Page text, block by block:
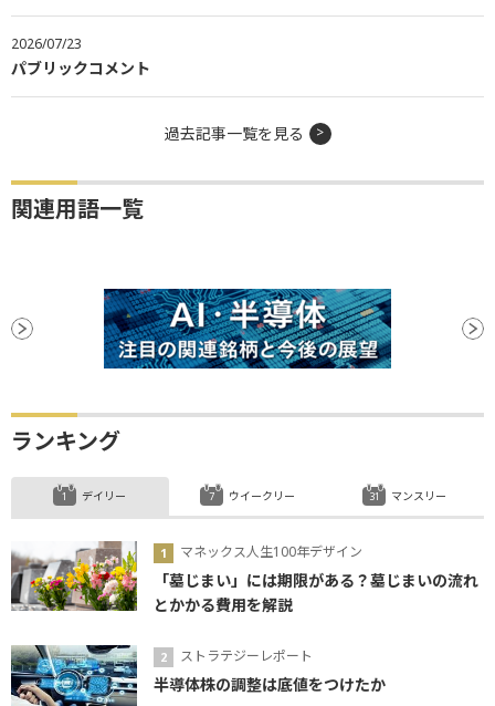
2026/07/23
パブリックコメント
過去記事一覧を見る
関連用語一覧
ランキング
デイリー
マネックス人生100年デザイン
「墓じまい」には期限がある？墓じまいの流れ
とかかる費用を解説
ストラテジーレポート
半導体株の調整は底値をつけたか
ウイークリー マンスリー